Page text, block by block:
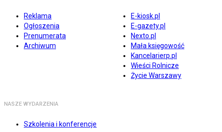
Reklama
Ogłoszenia
Prenumerata
Archiwum
E-kiosk.pl
E-gazety.pl
Nexto.pl
Mała księgowość
Kancelarierp.pl
Wieści Rolnicze
Życie Warszawy
NASZE WYDARZENIA
Szkolenia i konferencje